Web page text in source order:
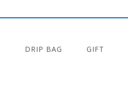
DRIP BAG GIFT